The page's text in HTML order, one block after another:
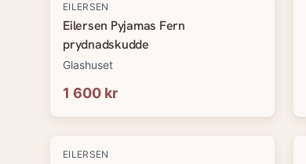
EILERSEN
Eilersen Pyjamas Fern
prydnadskudde
Glashuset
1 600 kr
EILERSEN